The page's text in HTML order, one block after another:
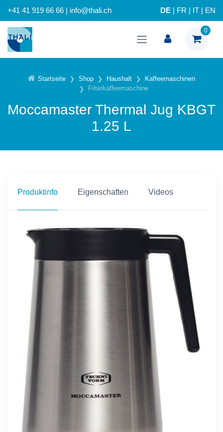
+41 41 919 66 66 | info@thali.ch DE FR IT EN
0
Startseite Shop Haushalt
Kaffeemaschinen
Filterkaffeemaschine
Moccamaster Thermal Jug KBGT
1.25 L
Produktinfo Eigenschaften Videos